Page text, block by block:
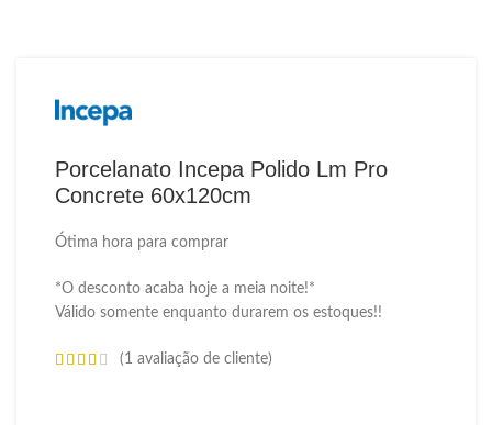
Porcelanato Incepa Polido Lm Pro
Concrete 60x120cm
Ótima hora para comprar
*O desconto acaba hoje a meia noite!*
Válido somente enquanto durarem os estoques!!
(1 avaliação de cliente)